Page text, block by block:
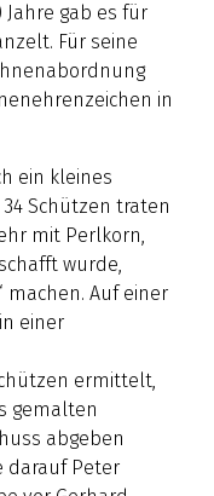
Jahre gab es für
Für seine
in
ein kleines
Schützen traten
mit Perlkorn,
wurde,
machen. Auf einer
einer
ermittelt,
gemalten
abgeben
darauf Peter